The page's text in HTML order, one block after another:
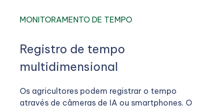
MONITORAMENTO DE TEMPO
Registro de tempo
multidimensional
Os agricultores podem registrar o tempo
através de câmeras de IA ou smartphones. O